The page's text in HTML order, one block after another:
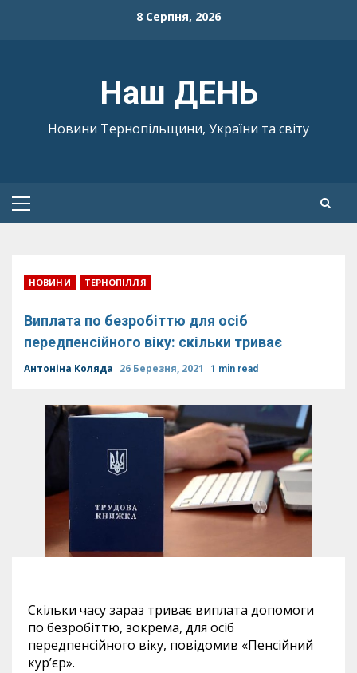
8 Серпня, 2026
Наш ДЕНЬ
Новини Тернопільщини, України та світу
Primary
НОВИНИ ТЕРНОПІЛЛЯ
Виплата по безробіттю для осіб
передпенсійного віку: скільки триває
Антоніна Коляда 26 Березня, 2021 1 min read
Скільки часу зараз триває виплата допомоги
по безробіттю, зокрема, для осіб
передпенсійного віку, повідомив «Пенсійний
кур’єр».